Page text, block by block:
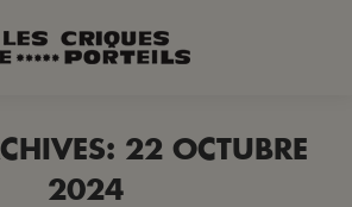
22 OCTUBRE
2024